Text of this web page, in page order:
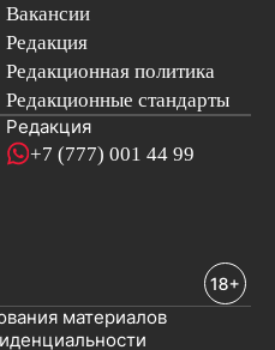
Вакансии
Редакция
Редакционная политика
Редакционные стандарты
Редакция
+7 (777) 001 44 99
материалов